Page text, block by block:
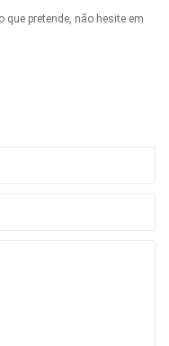
pretende, não hesite em